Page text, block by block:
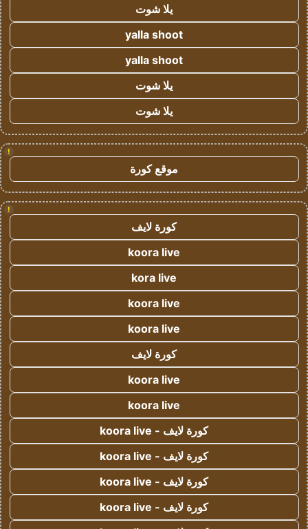
يلا شوت
yalla shoot
yalla shoot
يلا شوت
يلا شوت
!
موقع كورة
!
كورة لايف
koora live
kora live
koora live
koora live
كورة لايف
koora live
koora live
كورة لايف - koora live
كورة لايف - koora live
كورة لايف - koora live
كورة لايف - koora live